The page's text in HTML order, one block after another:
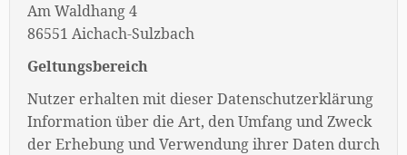
Am Waldhang 4
86551 Aichach-Sulzbach
Geltungsbereich
Nutzer erhalten mit dieser Datenschutzerklärung
Information über die Art, den Umfang und Zweck
der Erhebung und Verwendung ihrer Daten durch